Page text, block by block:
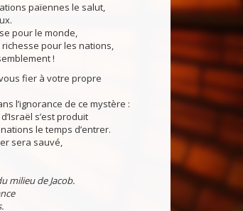
païennes le salut,
pour le monde,
pour les nations,
!
fier à votre propre
l’ignorance de ce mystère :
s’est produit
le temps d’entrer.
sera sauvé,
milieu de Jacob.